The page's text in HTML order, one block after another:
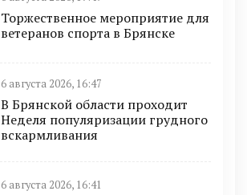
Торжественное мероприятие для
ветеранов спорта в Брянске
6 августа 2026, 16:47
В Брянской области проходит
Неделя популяризации грудного
вскармливания
6 августа 2026, 16:41